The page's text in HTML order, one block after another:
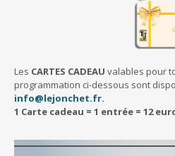
Les CARTES CADEAU valables pour
programmation ci-dessous sont
info@lejonchet.fr.
1 Carte cadeau = 1 entrée = 12